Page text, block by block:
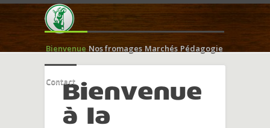
Bienvenue Nos fromages Marchés Pédagogie
ContactBienvenue
à la